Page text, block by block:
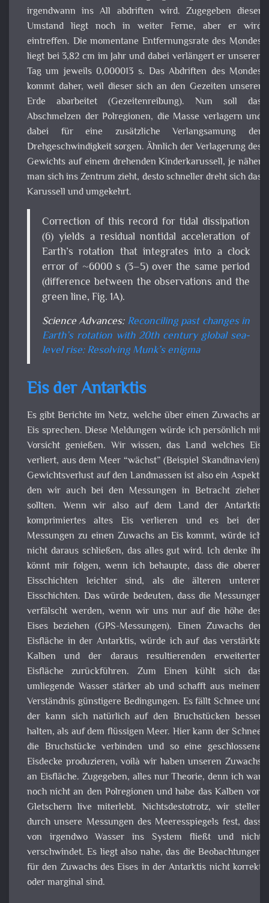
Correction of this record for tidal dissipation (6)
yields a residual nontidal acceleration of Earth’s
rotation that integrates into a clock error of
~6000 s (3–5) over the same period (difference
between the observations and the green line, Fig.
1A).
Science Advances:Reconciling past changes in
Earth’s rotation with 20th century global sea-
level rise: Resolving Munk’s enigma
Eis der Antarktis
Es gibt Berichte im Netz, welche über einen Zuwachs an
sprechen. Diese Meldungen würde ich persönlich
Vorsicht genießen. Wir wissen, das Land welches
verliert, aus dem Meer “wächst” (Beispiel
Gewichtsverlust auf den Landmassen ist also ein
den wir auch bei den Messungen in Betracht ziehen
Wenn wir also auf dem Land der Antarktis
altes Eis verlieren und es bei den Messungen zu
Zuwachs an Eis kommt, würde ich nicht daraus
das alles gut wird. Ich denke ihr könnt mir folgen, wenn
behaupte, dass die oberen Eisschichten leichter sind, als
älteren unteren Eisschichten. Das würde bedeuten, dass
Messungen verfälscht werden, wenn wir uns nur auf
höhe des Eises beziehen (GPS-Messungen). Einen
der Eisfläche in der Antarktis, würde ich auf das
Kalben und der daraus resultierenden erweiterten
zurückführen. Zum Einen kühlt sich das umliegende
stärker ab und schafft aus meinem Verständnis
Bedingungen. Es fällt Schnee und der kann sich
auf den Bruchstücken besser halten, als auf dem
Meer. Hier kann der Schnee die Bruchstücke verbinden
so eine geschlossene Eisdecke produzieren, voilà wir
unseren Zuwachs an Eisfläche. Zugegeben, alles
Theorie, denn ich war noch nicht an den Polregionen
habe das Kalben von Gletschern live
Nichtsdestotrotz, wir stellen durch unsere Messungen
Meeresspiegels fest, dass von irgendwo Wasser ins
fließt und nicht verschwindet. Es liegt also nahe, das
Beobachtungen für den Zuwachs des Eises in der
nicht korrekt oder marginal sind.
Kosten des Klimawandels
Wenn wir uns schon beschweren, wie teuer unser
werden wird. Dann sollten wir nur mal darüber
wie teuer mangelndes Handlungsvermögen
Stattdessen heulen wir Deutsche rum, das wir
Windräder haben wollen, uns das fossile Auto
genommen wird und auch sonst darf es nichts kosten,
dem Klimawandel anzupassen. Da bekommt die
“Nach mir die Sintflut”, doch einen ganz griffigen Ansatz.
würde eher darüber Nachdenken, meine
(Küstenregion) zu verkaufen, damit ich wenigstens
bzw. die meiner Erben anstehende Flucht bezahlen
Noch halten einen die Anderen für einen Spinner und
Hütte hat noch einen Wert. Aber so ist das mit